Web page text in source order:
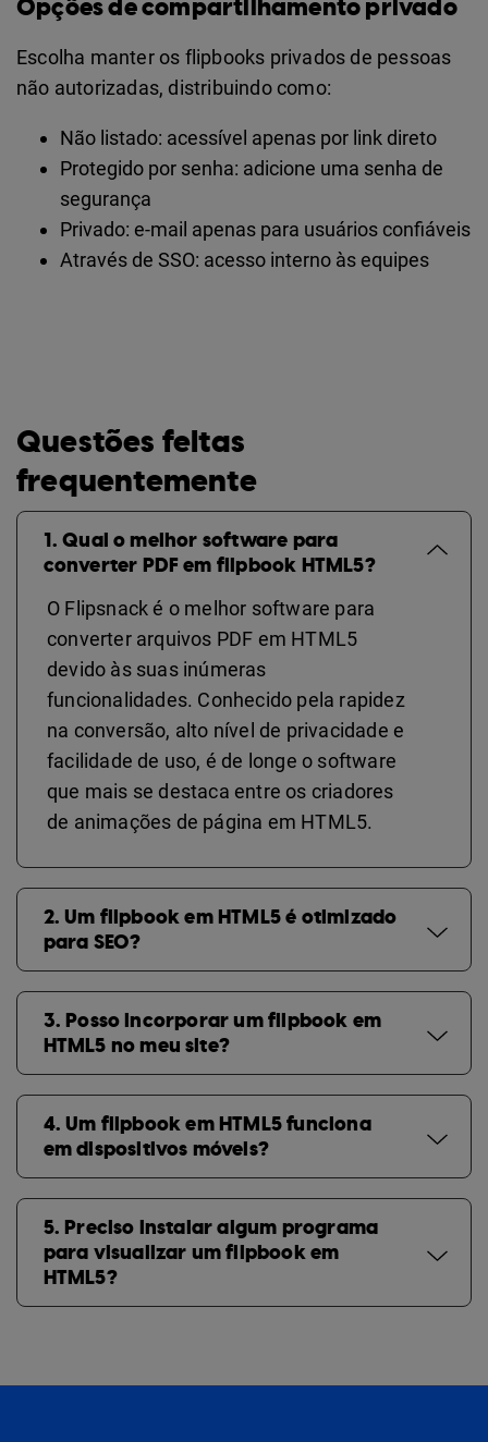
Opções de compartilhamento privado
Escolha manter os flipbooks privados de pessoas
não autorizadas, distribuindo como:
Não listado: acessível apenas por link direto
Protegido por senha: adicione uma senha de
segurança
Privado: e-mail apenas para usuários confiáveis
Através de SSO: acesso interno às equipes
Questões feitas
frequentemente
1. Qual o melhor software para
converter PDF em flipbook HTML5?
O Flipsnack é o melhor software para
converter arquivos PDF em HTML5
devido às suas inúmeras
funcionalidades. Conhecido pela rapidez
na conversão, alto nível de privacidade e
facilidade de uso, é de longe o software
que mais se destaca entre os criadores
de animações de página em HTML5.
2. Um flipbook em HTML5 é otimizado
para SEO?
3. Posso incorporar um flipbook em
HTML5 no meu site?
4. Um flipbook em HTML5 funciona
em dispositivos móveis?
5. Preciso instalar algum programa
para visualizar um flipbook em
HTML5?